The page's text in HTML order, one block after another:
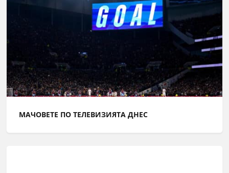
МАЧОВЕТЕ ПО ТЕЛЕВИЗИЯТА ДНЕС